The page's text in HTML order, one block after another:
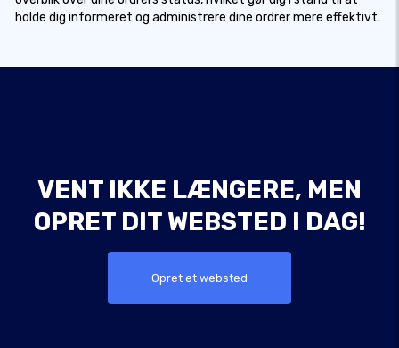
holde dig informeret og administrere dine ordrer mere effektivt.
VENT IKKE LÆNGERE, MEN
OPRET DIT WEBSTED I DAG!
Opret et websted